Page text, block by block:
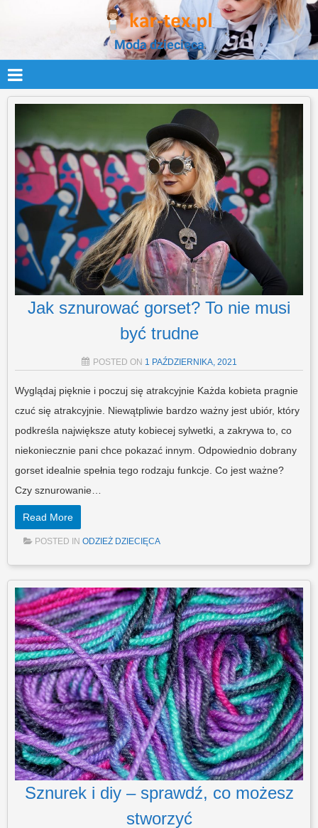
Moda dziecięca
Jak sznurować gorset? To nie musi
być trudne
POSTED ON 1 PAŹDZIERNIKA, 2021
Wyglądaj pięknie i poczuj się atrakcyjnie Każda kobieta pragnie
czuć się atrakcyjnie. Niewątpliwie bardzo ważny jest ubiór, który
podkreśla największe atuty kobiecej sylwetki, a zakrywa to, co
niekoniecznie pani chce pokazać innym. Odpowiednio dobrany
gorset idealnie spełnia tego rodzaju funkcje. Co jest ważne?
Czy sznurowanie…
Read More
POSTED IN ODZIEŻ DZIECIĘCA
Sznurek i diy – sprawdź, co możesz
stworzyć